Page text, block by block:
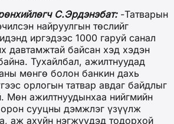
С.Эрдэнэбат:-Татварын
найруулгын төслийг
иргэдээс 1000 гаруй санал
давтамжтай байсан хэд хэдэн
Тухайлбал, ажилтнуудад
мөнгө болон банкин дахь
орлогын татвар авдаг байдлыг
Мөн ажилтнуудынхаа нийгмийн
сууцны дэмжлэг үзүүлж
аж ахуйн нэгжүүдэд тодорхой